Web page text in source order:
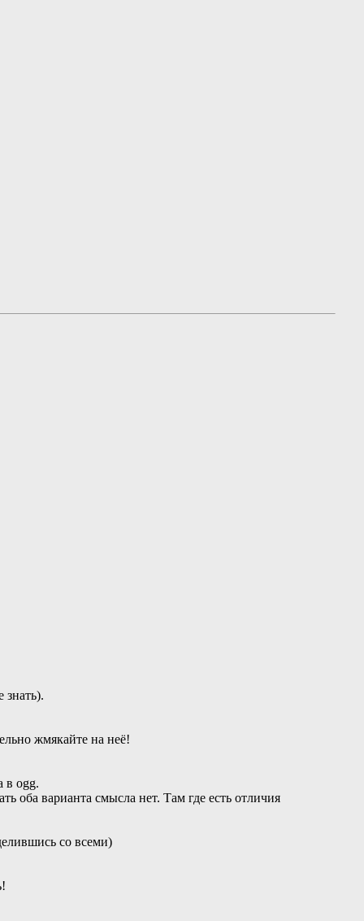
знать).
жмякайте на неё!
в ogg.
оба варианта смысла нет. Там где есть отличия
со всеми)